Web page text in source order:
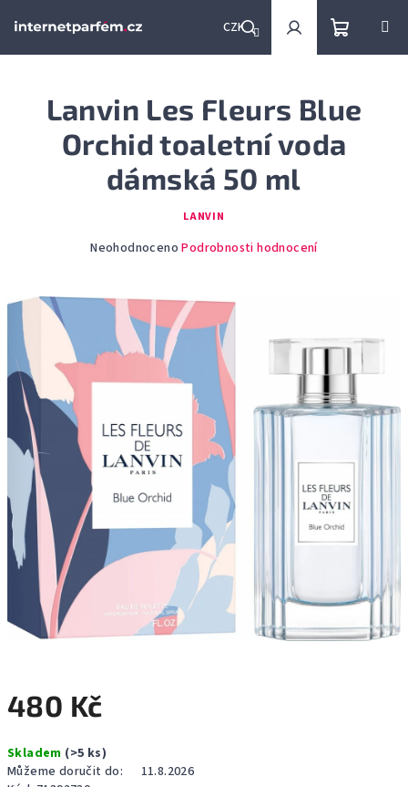
CZK
Hledat PřihlášeníNákupní
košík
480 Kč
cena:
Skladem (>5 ks)
Můžeme doručit do:
11.8.2026
Lanvin Les Fleurs Blue
Orchid toaletní voda
dámská 50 ml
LANVIN
Průměrné
je
5
Neohodnoceno Podrobnosti hodnocení